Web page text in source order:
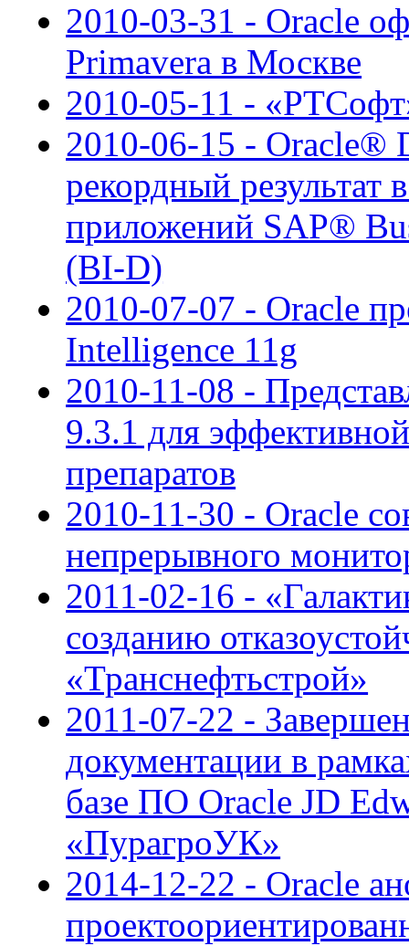
2010-03-31 - Oracle
Primavera в Москве
2010-05-11 -
2010-06-15 - Oracle®
рекордный результат
приложений SAP®
(BI-D)
2010-07-07 - Oracle
Intelligence 11g
2010-11-08 -
9.3.1 для
препаратов
2010-11-30 - Oracle
непрерывного
2011-02-16 -
созданию
«Транснефтьстрой»
2011-07-22 -
документации в
базе ПО Oracle JD
«ПурагроУК»
2014-12-22 - Oracle